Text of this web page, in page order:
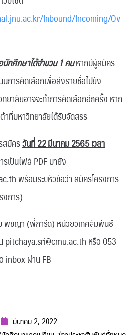
Inbound/Incoming/Ov
กศึกษาได้จำนวน 1 คนหากมีผู้สมัคร
นการคัดเลือกเพื่อส่งรายชื่อไปยัง
ยาลัยอาจจะทำการคัดเลือกอีกครั้ง หาก
าที่มหาวิทยาลัยได้รับจัดสรร
สมัครวันที่ 22 มีนาคม 2565 เวลา
รเป็นไฟล์ PDF มายัง
พร้อมระบุหัวข้อว่า สมัครโครงการ
งการ)
พิชญา (พี่การ์ด) หน่วยวิเทศสัมพันธ์
pitchaya.sri@cmu.ac.th หรือ 053-
inbox ผ่าน FB
มีนาคม 2, 2022